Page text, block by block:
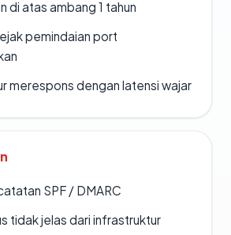
di atas ambang 1 tahun
pemindaian port
merespons dengan latensi wajar
SPF / DMARC
tidak jelas dari infrastruktur